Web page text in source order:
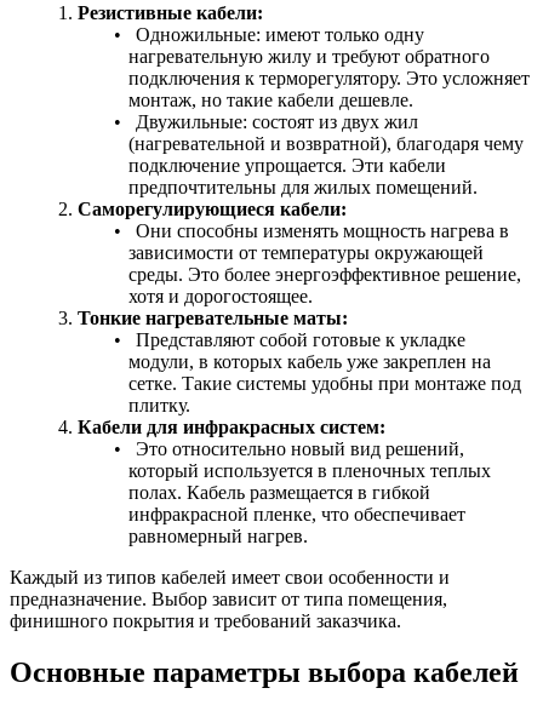
Резистивные кабели:
Одножильные: имеют только одну
нагревательную жилу и требуют обратного
подключения к терморегулятору. Это усложняет
монтаж, но такие кабели дешевле.
Двужильные: состоят из двух жил
(нагревательной и возвратной), благодаря чему
подключение упрощается. Эти кабели
предпочтительны для жилых помещений.
Саморегулирующиеся кабели:
Они способны изменять мощность нагрева в
зависимости от температуры окружающей
среды. Это более энергоэффективное решение,
хотя и дорогостоящее.
Тонкие нагревательные маты:
Представляют собой готовые к укладке
модули, в которых кабель уже закреплен на
сетке. Такие системы удобны при монтаже под
плитку.
Кабели для инфракрасных систем:
Это относительно новый вид решений,
который используется в пленочных теплых
полах. Кабель размещается в гибкой
инфракрасной пленке, что обеспечивает
равномерный нагрев.
Каждый из типов кабелей имеет свои особенности и
предназначение. Выбор зависит от типа помещения,
финишного покрытия и требований заказчика.
Основные параметры выбора кабелей